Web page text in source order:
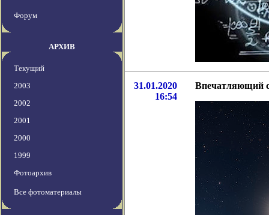
Форум
АРХИВ
Текущий
2003
2002
2001
2000
1999
Фотоархив
Все фотоматериалы
31.01.2020
16:54
Впечатляющий